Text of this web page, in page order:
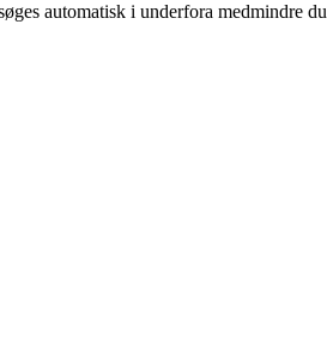
automatisk i underfora medmindre